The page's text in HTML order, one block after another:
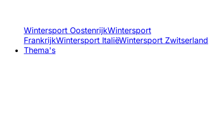
Wintersport OostenrijkWintersport
FrankrijkWintersport ItaliëWintersport Zwitserland
Thema's